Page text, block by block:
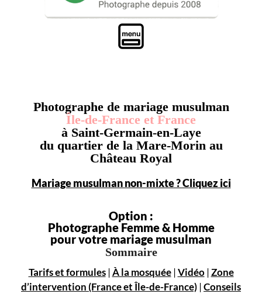
Photographe de mariage musulman
Île-de-France et France
à Saint-Germain-en-Laye
du quartier de la Mare-Morin au
Château Royal
Mariage musulman non-mixte ? Cliquez ici
Option :
Photographe Femme & Homme
pour votre mariage musulman
Sommaire
Tarifs et formules|À la mosquée|Vidéo|Zone
d’intervention (France et Île-de-France) |Conseils